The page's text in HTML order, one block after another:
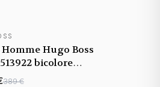
Hugo Boss
bicolore
bracelet acier
389 €